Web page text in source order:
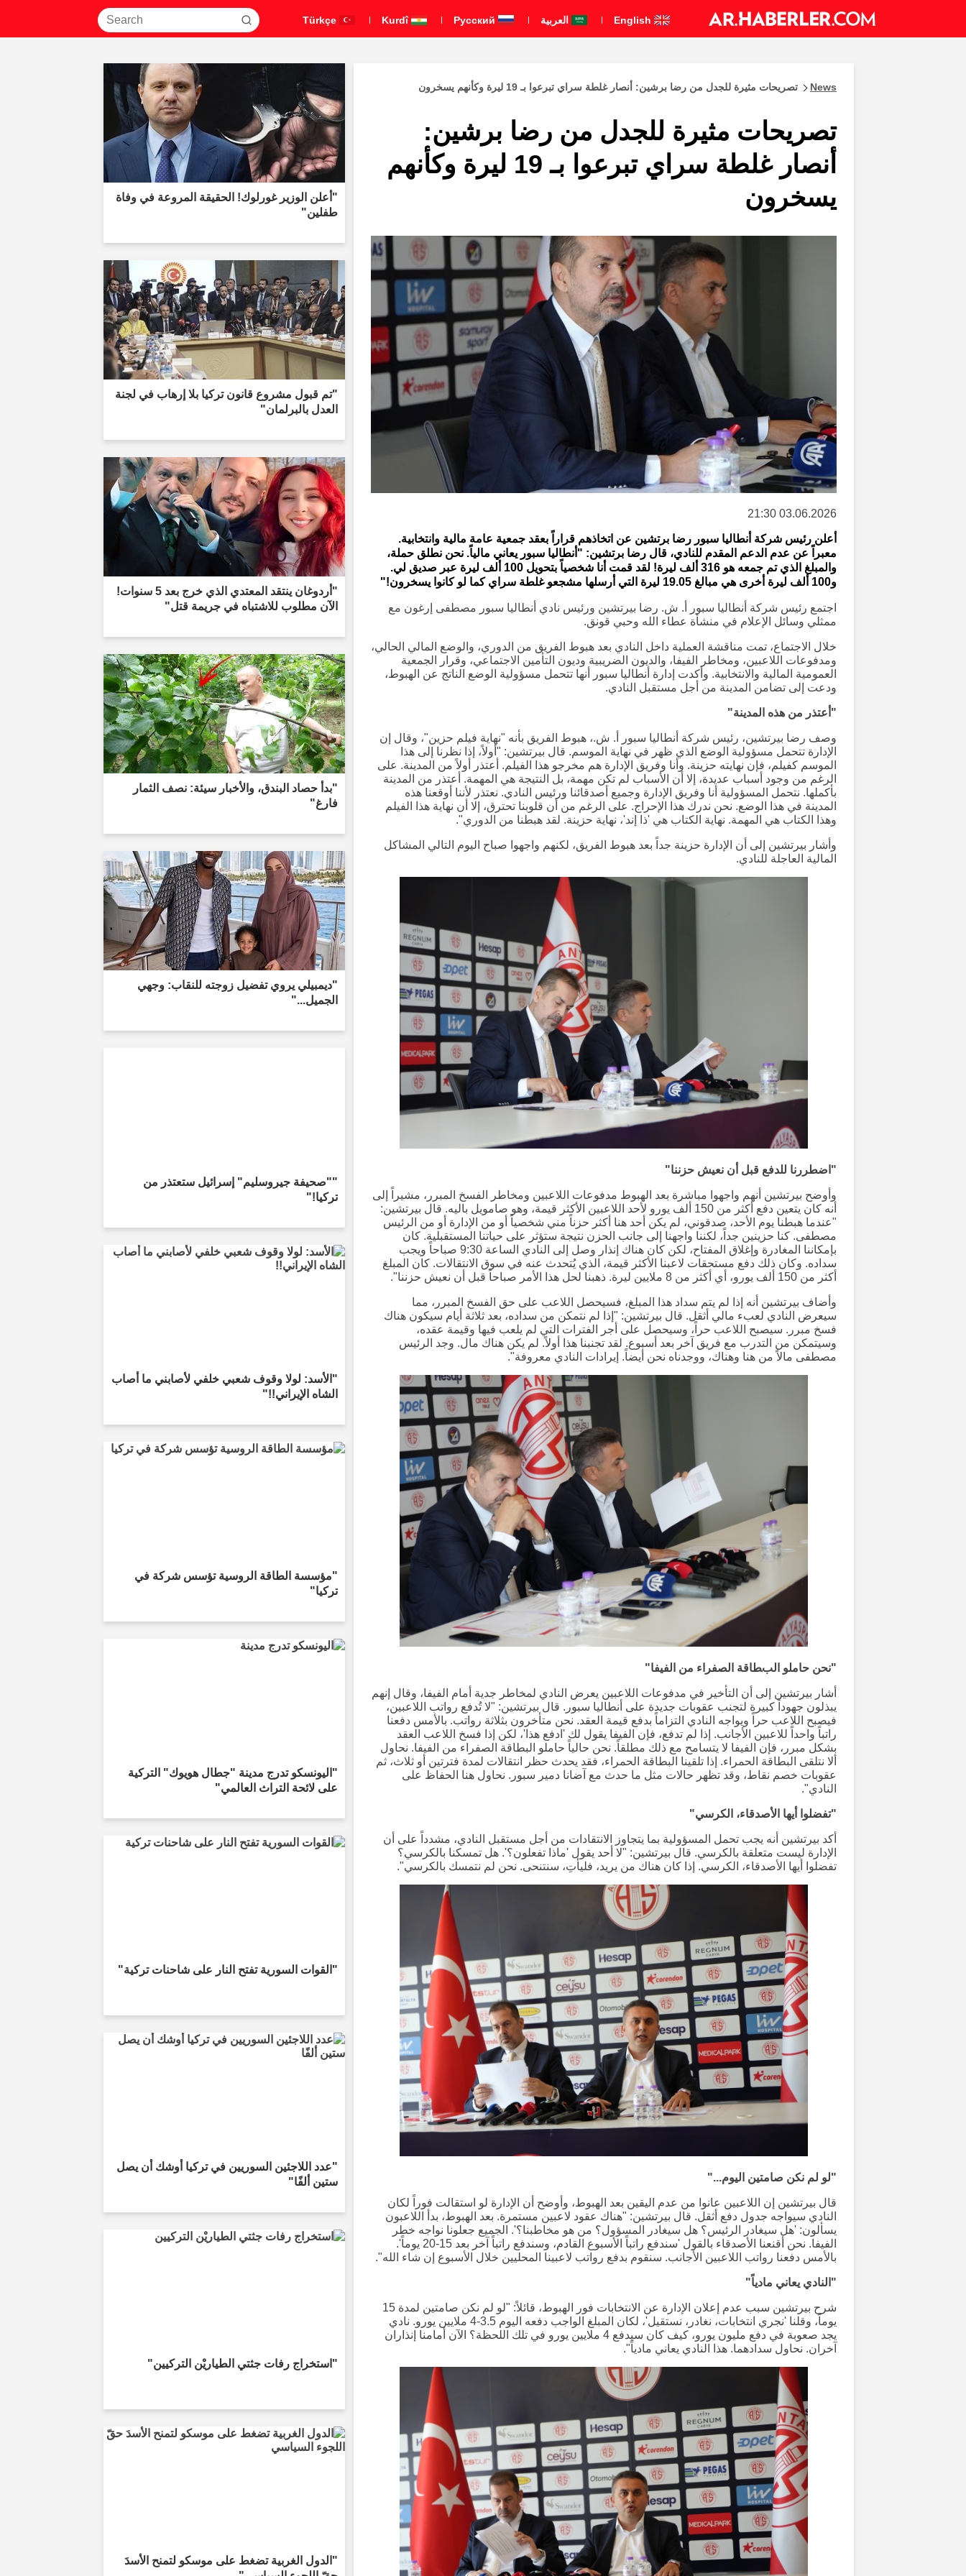
العربية Kurdî
News تصريحات مثيرة للجدل من رضا برشين: أنصار غلطة سراي تبرعوا بـ 19 ليرة وكأنهم يسخرون
تصريحات مثيرة للجدل من رضا برشين:
أنصار غلطة سراي تبرعوا بـ 19 ليرة وكأنهم
يسخرون
03.06.2026 21:30
أعلن رئيس شركة أنطاليا سبور رضا برتشين عن اتخاذهم قراراً بعقد جمعية عامة مالية وانتخابية.
معبراً عن عدم الدعم المقدم للنادي، قال رضا برتشين: "أنطاليا سبور يعاني مالياً. نحن نطلق حملة،
والمبلغ الذي تم جمعه هو 316 ألف ليرة! لقد قمت أنا شخصياً بتحويل 100 ألف ليرة عبر صديق لي.
و100 ألف ليرة أخرى هي مبالغ 19.05 ليرة التي أرسلها مشجعو غلطة سراي كما لو كانوا يسخرون!"
اجتمع رئيس شركة أنطاليا سبور أ. ش. رضا بيرتشين ورئيس نادي أنطاليا سبور مصطفى إرغون مع
ممثلي وسائل الإعلام في منشأة عطاء الله وحبي قونق.
خلال الاجتماع، تمت مناقشة العملية داخل النادي بعد هبوط الفريق من الدوري، والوضع المالي الحالي،
ومدفوعات اللاعبين، ومخاطر الفيفا، والديون الضريبية وديون التأمين الاجتماعي، وقرار الجمعية
العمومية المالية والانتخابية. وأكدت إدارة أنطاليا سبور أنها تتحمل مسؤولية الوضع الناتج عن الهبوط،
ودعت إلى تضامن المدينة من أجل مستقبل النادي.
"أعتذر من هذه المدينة"
وصف رضا بيرتشين، رئيس شركة أنطاليا سبور أ. ش.، هبوط الفريق بأنه "نهاية فيلم حزين"، وقال إن
الإدارة تتحمل مسؤولية الوضع الذي ظهر في نهاية الموسم. قال بيرتشين: "أولاً، إذا نظرنا إلى هذا
الموسم كفيلم، فإن نهايته حزينة. وأنا وفريق الإدارة هم مخرجو هذا الفيلم. أعتذر أولاً من المدينة. على
الرغم من وجود أسباب عديدة، إلا أن الأسباب لم تكن مهمة، بل النتيجة هي المهمة. أعتذر من المدينة
بأكملها. نتحمل المسؤولية أنا وفريق الإدارة وجميع أصدقائنا ورئيس النادي. نعتذر لأننا أوقعنا هذه
المدينة في هذا الوضع. نحن ندرك هذا الإحراج. على الرغم من أن قلوبنا تحترق، إلا أن نهاية هذا الفيلم
وهذا الكتاب هي المهمة. نهاية الكتاب هي 'ذا إند'، نهاية حزينة. لقد هبطنا من الدوري".
وأشار بيرتشين إلى أن الإدارة حزينة جداً بعد هبوط الفريق، لكنهم واجهوا صباح اليوم التالي المشاكل
المالية العاجلة للنادي.
"اضطررنا للدفع قبل أن نعيش حزننا"
وأوضح بيرتشين أنهم واجهوا مباشرة بعد الهبوط مدفوعات اللاعبين ومخاطر الفسخ المبرر، مشيراً إلى
أنه كان يتعين دفع أكثر من 150 ألف يورو لأحد اللاعبين الأكثر قيمة، وهو صامويل باليه. قال بيرتشين:
"عندما هبطنا يوم الأحد، صدقوني، لم يكن أحد هنا أكثر حزناً مني شخصياً أو من الإدارة أو من الرئيس
مصطفى. كنا حزينين جداً، لكننا واجهنا إلى جانب الحزن نتيجة ستؤثر على حياتنا المستقبلية. كان
بإمكاننا المغادرة وإغلاق المفتاح، لكن كان هناك إنذار وصل إلى النادي الساعة 9:30 صباحاً ويجب
سداده. وكان ذلك دفع مستحقات لاعبنا الأكثر قيمة، الذي يُتحدث عنه في سوق الانتقالات. كان المبلغ
أكثر من 150 ألف يورو، أي أكثر من 8 ملايين ليرة. ذهبنا لحل هذا الأمر صباحاً قبل أن نعيش حزننا".
وأضاف بيرتشين أنه إذا لم يتم سداد هذا المبلغ، فسيحصل اللاعب على حق الفسخ المبرر، مما
سيعرض النادي لعبء مالي أثقل. قال بيرتشين: "إذا لم نتمكن من سداده، بعد ثلاثة أيام سيكون هناك
فسخ مبرر. سيصبح اللاعب حراً، وسيحصل على أجر الفترات التي لم يلعب فيها وقيمة عقده،
وسيتمكن من التدرب مع فريق آخر بعد أسبوع. لقد تجنبنا هذا أولاً. لم يكن هناك مال. وجد الرئيس
مصطفى مالاً من هنا وهناك، ووجدناه نحن أيضاً. إيرادات النادي معروفة".
"نحن حاملو البطاقة الصفراء من الفيفا"
أشار بيرتشين إلى أن التأخير في مدفوعات اللاعبين يعرض النادي لمخاطر جدية أمام الفيفا، وقال إنهم
يبذلون جهوداً كبيرة لتجنب عقوبات جديدة على أنطاليا سبور. قال بيرتشين: "لا تُدفع رواتب اللاعبين،
فيصبح اللاعب حراً ويواجه النادي التزاماً بدفع قيمة العقد. نحن متأخرون بثلاثة رواتب. بالأمس دفعنا
راتباً واحداً للاعبين الأجانب. إذا لم تدفع، فإن الفيفا يقول لك 'ادفع هذا'، لكن إذا فسخ اللاعب العقد
بشكل مبرر، فإن الفيفا لا يتسامح مع ذلك مطلقاً. نحن حالياً حاملو البطاقة الصفراء من الفيفا. نحاول
ألا نتلقى البطاقة الحمراء. إذا تلقينا البطاقة الحمراء، فقد يحدث حظر انتقالات لمدة فترتين أو ثلاث، ثم
عقوبات خصم نقاط، وقد تظهر حالات مثل ما حدث مع آضانا دمير سبور. نحاول هنا الحفاظ على
النادي".
"تفضلوا أيها الأصدقاء، الكرسي"
أكد بيرتشين أنه يجب تحمل المسؤولية بما يتجاوز الانتقادات من أجل مستقبل النادي، مشدداً على أن
الإدارة ليست متعلقة بالكرسي. قال بيرتشين: "لا أحد يقول 'ماذا تفعلون؟'. هل تمسكنا بالكرسي؟
تفضلوا أيها الأصدقاء، الكرسي. إذا كان هناك من يريد، فليأتِ، سنتنحى. نحن لم نتمسك بالكرسي".
"لو لم نكن صامتين اليوم..."
قال بيرتشين إن اللاعبين عانوا من عدم اليقين بعد الهبوط، وأوضح أن الإدارة لو استقالت فوراً لكان
النادي سيواجه جدول دفع أثقل. قال بيرتشين: "هناك عقود لاعبين مستمرة. بعد الهبوط، بدأ اللاعبون
يسألون: 'هل سيغادر الرئيس؟ هل سيغادر المسؤول؟ من هو مخاطبنا؟'. الجميع جعلونا نواجه خطر
الفيفا. نحن أقنعنا الأصدقاء بالقول 'سندفع راتباً الأسبوع القادم، وسندفع راتباً آخر بعد 15-20 يوماً'.
بالأمس دفعنا رواتب اللاعبين الأجانب. سنقوم بدفع رواتب لاعبينا المحليين خلال الأسبوع إن شاء الله".
"النادي يعاني مادياً"
شرح بيرتشين سبب عدم إعلان الإدارة عن الانتخابات فور الهبوط، قائلاً: "لو لم نكن صامتين لمدة 15
يوماً، وقلنا 'نجري انتخابات، نغادر، نستقيل'، لكان المبلغ الواجب دفعه اليوم 3.5-4 ملايين يورو. نادي
يجد صعوبة في دفع مليون يورو، كيف كان سيدفع 4 ملايين يورو في تلك اللحظة؟ الآن أمامنا إنذاران
آخران. نحاول سدادهما. هذا النادي يعاني مادياً".
"أعلن الوزير غورلوك! الحقيقة المروعة في وفاة
طفلين"
"تم قبول مشروع قانون تركيا بلا إرهاب في لجنة
العدل بالبرلمان"
"أردوغان ينتقد المعتدي الذي خرج بعد 5 سنوات!
الآن مطلوب للاشتباه في جريمة قتل"
"بدأ حصاد البندق، والأخبار سيئة: نصف الثمار
فارغ"
"ديمبيلي يروي تفضيل زوجته للنقاب: وجهي
الجميل..."
""صحيفة جيروسليم" إسرائيل ستعتذر من
تركيا!"
"الأسد: لولا وقوف شعبي خلفي لأصابني ما أصاب
الشاه الإيراني!!"
"مؤسسة الطاقة الروسية تؤسس شركة في
تركيا"
"اليونسكو تدرج مدينة "جطال هويوك" التركية
على لائحة التراث العالمي"
"القوات السورية تفتح النار على شاحنات تركية"
"عدد اللاجئين السوريين في تركيا أوشك أن يصل
ستين ألفًا"
"استخراج رفات جثتي الطياريْن التركيين"
"الدول الغربية تضغط على موسكو لتمنح الأسدَ